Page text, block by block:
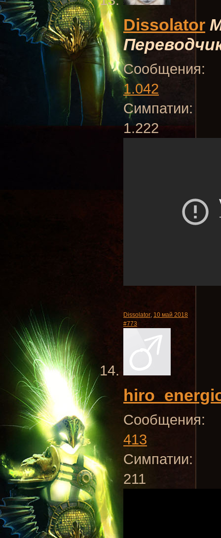
Dissolator
Сообщения:
1.042
Симпатии:
1.222
Dissolator, 10 май 2018
#773
Сообщения:
413
Симпатии:
211